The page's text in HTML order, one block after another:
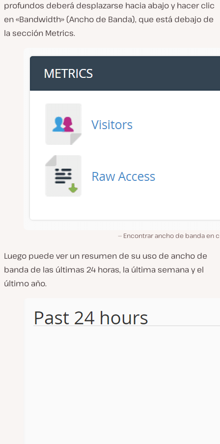
profundos deberá desplazarse hacia abajo y hacer clic
en «Bandwidth» (Ancho de Banda), que está debajo de
la sección Metrics.
Encontrar ancho de banda en
Luego puede ver un resumen de su uso de ancho de
banda de las últimas 24 horas, la última semana y el
último año.